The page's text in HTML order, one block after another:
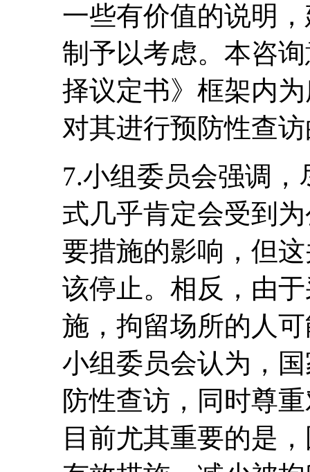
一些有价值的说明
制予以考虑。本咨
择议定书》框架内
对其进行预防性查
7.小组委员会强调
式几乎肯定会受到
要措施的影响，但
该停止。相反，由
施，拘留场所的人
小组委员会认为，
防性查访，同时尊
目前尤其重要的是